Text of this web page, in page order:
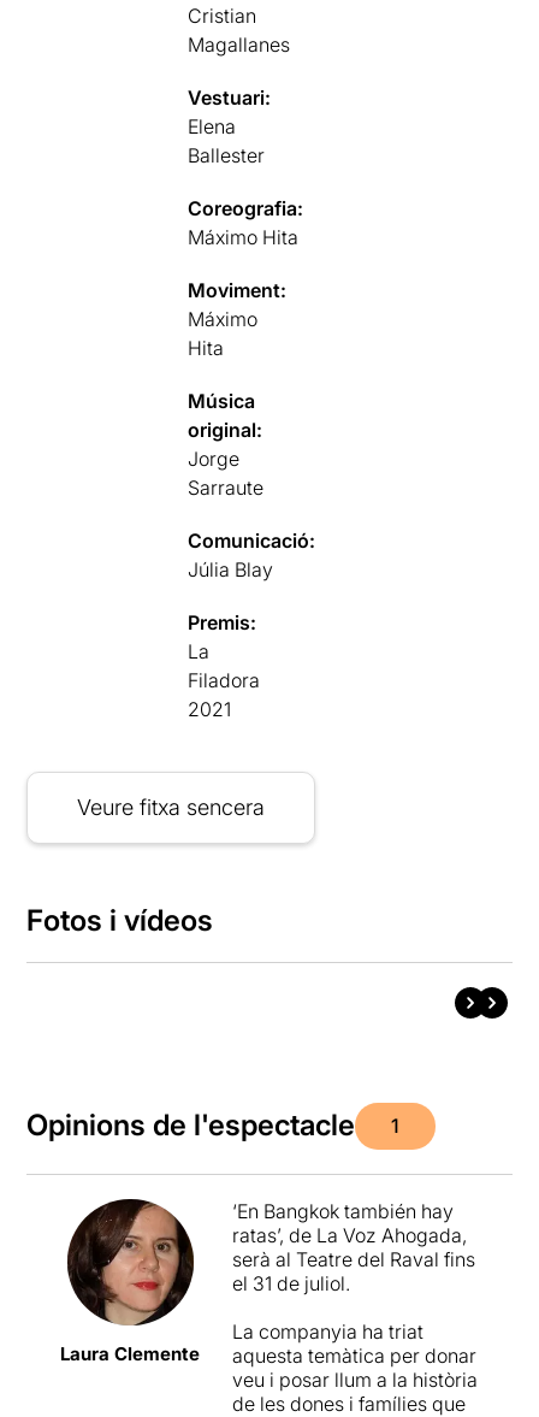
Cristian
Magallanes
Vestuari:
Elena
Ballester
Coreografia:
Máximo Hita
Moviment:
Máximo
Hita
Música
original:
Jorge
Sarraute
Comunicació:
Júlia Blay
Premis:
La
Filadora
2021
Veure fitxa sencera
Fotos i vídeos
Opinions de l'espectacle 1
Laura Clemente
‘En Bangkok también hay
ratas’, de La Voz Ahogada,
serà al Teatre del Raval fins
el 31 de juliol.
La companyia ha triat
aquesta temàtica per donar
veu i posar llum a la història
de les dones i famílies que